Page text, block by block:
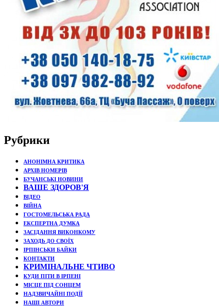
Рубрики
АНОНІМНА КРИТИКА
АРХІВ НОМЕРІВ
БУЧАНСЬКІ НОВИНИ
ВАШЕ ЗДОРОВ'Я
ВІДЕО
ВІЙНА
ГОСТОМЕЛЬСЬКА РАДА
ЕКСПЕРТНА ДУМКА
ЗАСІДАННЯ ВИКОНКОМУ
ЗАХОДЬ ДО СВОЇХ
ІРПІНСЬКИ БАЙКИ
КОНТАКТИ
КРИМІНАЛЬНЕ ЧТИВО
КУДИ ПІТИ В ІРПЕНІ
МІСЦЕ ПІД СОНЦЕМ
НАДЗВИЧАЙНІ ПОДЇЇ
НАШІ АВТОРИ